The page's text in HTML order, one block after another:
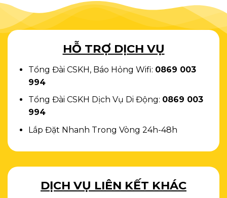
HỖ TRỢ DỊCH VỤ
Tổng Đài CSKH, Báo Hỏng Wifi: 0869 003
994
Tổng Đài CSKH Dịch Vụ Di Động: 0869 003
994
Lắp Đặt Nhanh Trong Vòng 24h-48h
DỊCH VỤ LIÊN KẾT KHÁC